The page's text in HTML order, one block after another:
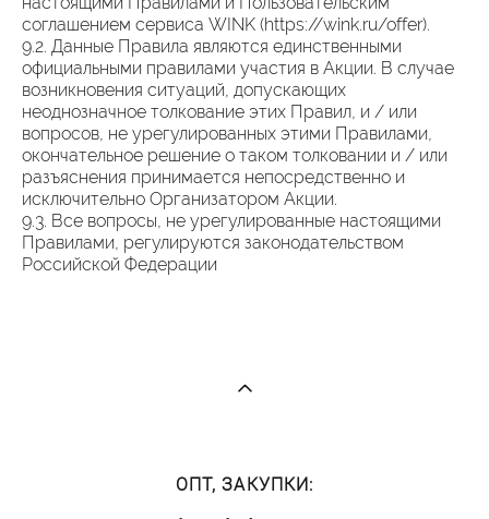
соглашением сервиса WINK (https://wink.ru/offer).
9.2. Данные Правила являются единственными
официальными правилами участия в Акции. В случае
возникновения ситуаций, допускающих
неоднозначное толкование этих Правил, и / или
вопросов, не урегулированных этими Правилами,
окончательное решение о таком толковании и / или
разъяснения принимается непосредственно и
исключительно Организатором Акции.
9.3. Все вопросы, не урегулированные настоящими
Правилами, регулируются законодательством
Российской Федерации
ОПТ, ЗАКУПКИ: